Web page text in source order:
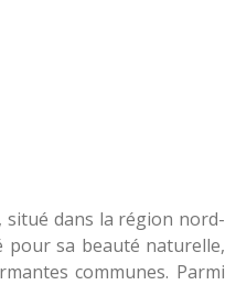
situé dans la région nord-
pour sa beauté naturelle,
communes. Parmi